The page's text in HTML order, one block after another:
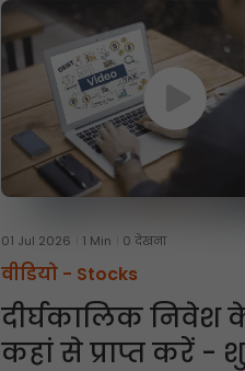
01 Jul 2026 1 Min 0 देखना
वीडियो - Stocks
दीर्घकालिक निवेश
कहां से प्राप्त करें -